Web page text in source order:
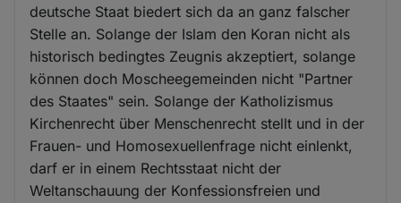
deutsche Staat biedert sich da an ganz falscher
Stelle an. Solange der Islam den Koran nicht als
historisch bedingtes Zeugnis akzeptiert, solange
können doch Moscheegemeinden nicht "Partner
des Staates" sein. Solange der Katholizismus
Kirchenrecht über Menschenrecht stellt und in der
Frauen- und Homosexuellenfrage nicht einlenkt,
darf er in einem Rechtsstaat nicht der
Weltanschauung der Konfessionsfreien und